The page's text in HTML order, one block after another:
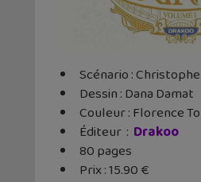
Scénario :
Dessin : Dana Damat
Couleur : Florence
Éditeur ‏ : ‎ Drakoo
80 pages
Prix : 15.90 €